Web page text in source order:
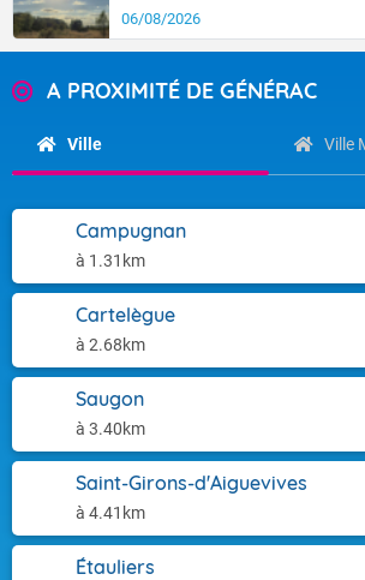
06/08/2026
A PROXIMITÉ DE GÉNÉRAC
Ville Ville
Campugnan
à 1.31km
Cartelègue
à 2.68km
Saugon
à 3.40km
Saint-Girons-d'Aiguevives
à 4.41km
Étauliers